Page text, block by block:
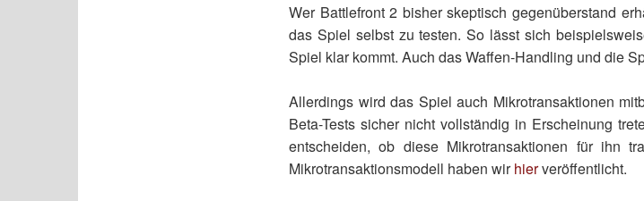
Wer Battlefront 2 bisher skeptisch gegenüberstand
das Spiel selbst zu testen. So lässt sich
Spiel klar kommt. Auch das Waffen-Handling und die
Allerdings wird das Spiel auch Mikrotransaktionen
Beta-Tests sicher nicht vollständig in Erscheinung
entscheiden, ob diese Mikrotransaktionen für ihn
Mikrotransaktionsmodell haben wirhierveröffentlicht.